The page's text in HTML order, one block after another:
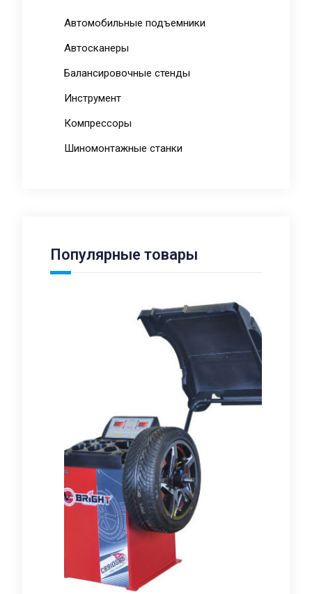
Автомобильные подъемники
Автосканеры
Балансировочные стенды
Инструмент
Компрессоры
Шиномонтажные станки
Популярные товары